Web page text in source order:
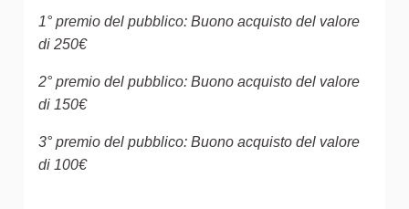
1° premio del pubblico: Buono acquisto del valore
di 250€
2° premio del pubblico: Buono acquisto del valore
di 150€
3° premio del pubblico: Buono acquisto del valore
di 100€